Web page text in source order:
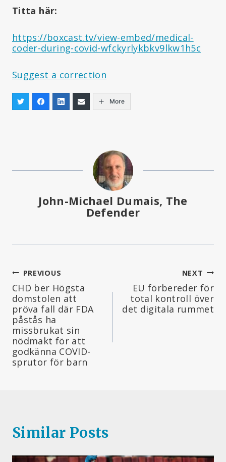
Titta här:
https://boxcast.tv/view-embed/medical-
coder-during-covid-wfckyrlykbkv9lkw1h5c
Suggest a correction
More
John-Michael Dumais, The
Defender
Inläggsnavigering
PREVIOUS
CHD ber Högsta
domstolen att
pröva fall där FDA
påstås ha
missbrukat sin
nödmakt för att
godkänna COVID-
sprutor för barn
NEXT
EU förbereder för
total kontroll över
det digitala rummet
Similar Posts